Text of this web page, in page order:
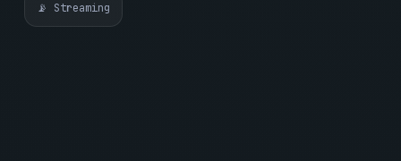
📡 Streaming